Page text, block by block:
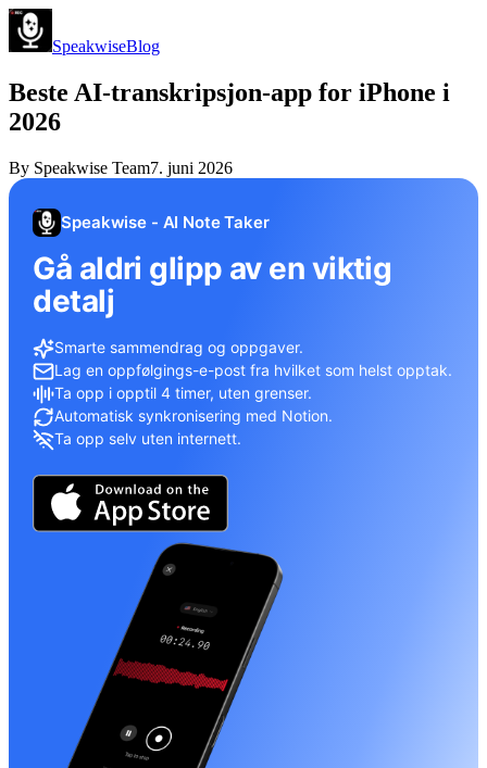
SpeakwiseBlog
Beste AI-transkripsjon-app for iPhone i
2026
By Speakwise Team7. juni 2026
Speakwise - AI Note Taker
Gå aldri glipp av en viktig
detalj
Smarte sammendrag og oppgaver.
Lag en oppfølgings-e-post fra hvilket som helst opptak.
Ta opp i opptil 4 timer, uten grenser.
Automatisk synkronisering med Notion.
Ta opp selv uten internett.